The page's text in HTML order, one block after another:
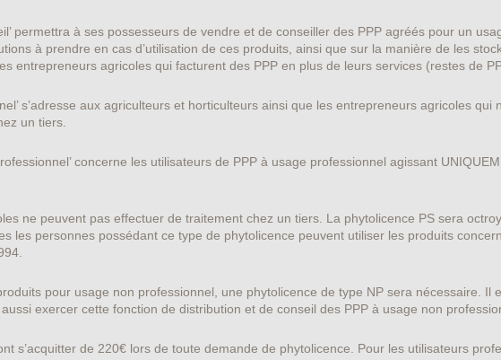
permettra à ses possesseurs de vendre et de conseiller des PPP agréés pour un
à prendre en cas d’utilisation de ces produits, ainsi que sur la manière de les
entrepreneurs agricoles qui facturent des PPP en plus de leurs services (restes de
s’adresse aux agriculteurs et horticulteurs ainsi que les entrepreneurs agricoles
un tiers.
concerne les utilisateurs de PPP à usage professionnel agissant
ne peuvent pas effectuer de traitement chez un tiers. La phytolicence PS sera
les personnes possédant ce type de phytolicence peuvent utiliser les produits
pour usage non professionnel, une phytolicence de type NP sera nécessaire.
exercer cette fonction de distribution et de conseil des PPP à usage non
s’acquitter de 220€ lors de toute demande de phytolicence. Pour les utilisateurs